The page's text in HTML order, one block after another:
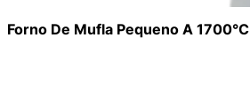
Forno De Mufla Pequeno A 1700°C